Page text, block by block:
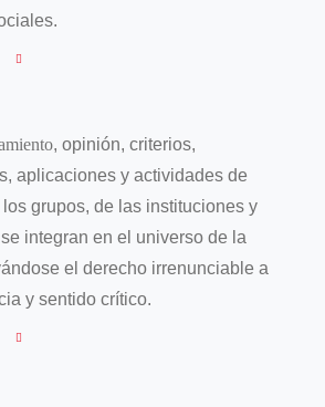
, opinión, criterios,
aplicaciones y actividades de
los grupos, de las instituciones y
integran en el universo de la
el derecho irrenunciable a
y sentido crítico.